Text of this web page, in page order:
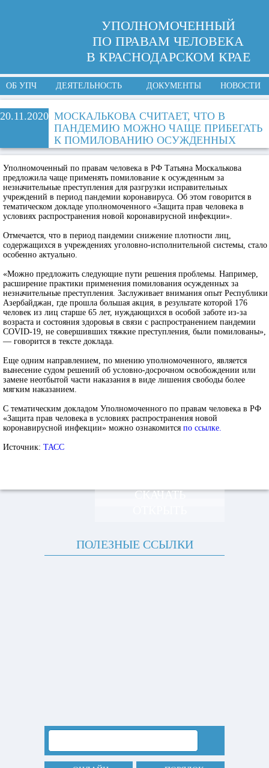
УПОЛНОМОЧЕННЫЙ
ПО ПРАВАМ ЧЕЛОВЕКА
В КРАСНОДАРСКОМ КРАЕ
ОБ УПЧ ДЕЯТЕЛЬНОСТЬ ДОКУМЕНТЫ НОВОСТИ
20.11.2020 МОСКАЛЬКОВА СЧИТАЕТ, ЧТО В
ПАНДЕМИЮ МОЖНО ЧАЩЕ ПРИБЕГАТЬ
К ПОМИЛОВАНИЮ ОСУЖДЕННЫХ
Уполномоченный по правам человека в РФ Татьяна Москалькова
предложила чаще применять помилование к осужденным за
незначительные преступления для разгрузки исправительных
учреждений в период пандемии коронавируса. Об этом говорится в
тематическом докладе уполномоченного «Защита прав человека в
условиях распространения новой коронавирусной инфекции».
Отмечается, что в период пандемии снижение плотности лиц,
содержащихся в учреждениях уголовно-исполнительной системы, стало
особенно актуально.
«Можно предложить следующие пути решения проблемы. Например,
расширение практики применения помилования осужденных за
незначительные преступления. Заслуживает внимания опыт Республики
Азербайджан, где прошла большая акция, в результате которой 176
человек из лиц старше 65 лет, нуждающихся в особой заботе из-за
возраста и состояния здоровья в связи с распространением пандемии
COVID-19, не совершивших тяжкие преступления, были помилованы»,
— говорится в тексте доклада.
Еще одним направлением, по мнению уполномоченного, является
вынесение судом решений об условно-досрочном освобождении или
замене неотбытой части наказания в виде лишения свободы более
мягким наказанием.
С тематическим докладом Уполномоченного по правам человека в РФ
«Защита прав человека в условиях распространения новой
коронавирусной инфекции» можно ознакомится по ссылке.
Источник: ТАСС
СКАЧАТЬ
ПОЛЕЗНЫЕ ССЫЛКИ